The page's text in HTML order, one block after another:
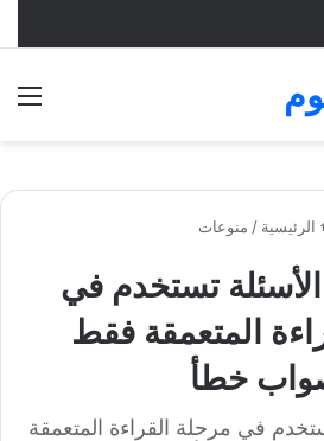
الرئيسية / منوعات
الأسئلة تستخدم في
المتعمقة فقط
خطأ
في مرحلة القراءة المتعمقة